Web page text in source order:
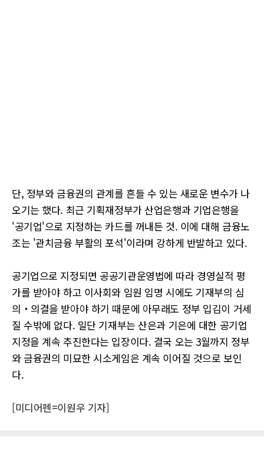
단, 정부와 금융권의 관계를 흔들 수 있는 새로운 변수가 나
오기는 했다. 최근 기획재정부가 산업은행과 기업은행을
'공기업'으로 지정하는 카드를 꺼내든 것. 이에 대해 금융노
조는 '관치금융 부활의 포석'이라며 강하게 반발하고 있다.
공기업으로 지정되면 공공기관운영법에 따라 경영실적 평
가를 받아야 하고 이사회와 임원 임명 시에도 기재부의 심
의‧의결을 받아야 하기 때문에 아무래도 정부 입김이 거세
질 수밖에 없다. 일단 기재부는 산은과 기은에 대한 공기업
지정을 계속 추진한다는 입장이다. 결국 오는 3월까지 정부
와 금융권의 미묘한 시소게임은 계속 이어질 것으로 보인
다.
[미디어펜=이원우 기자]